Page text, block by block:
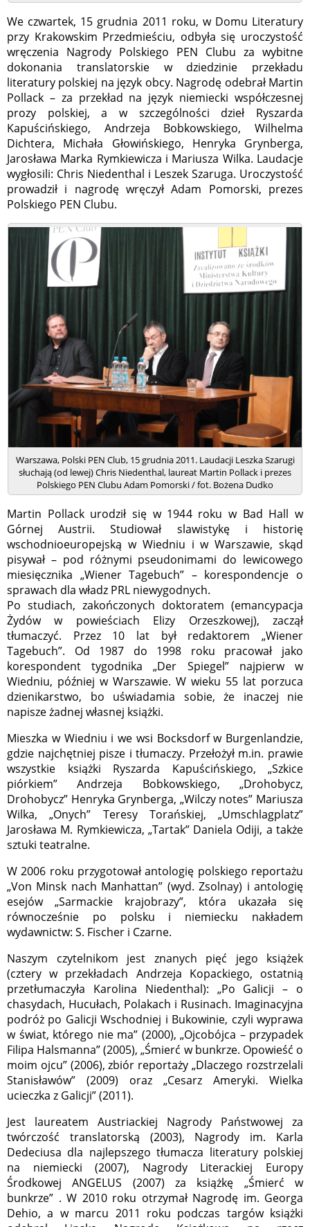
We czwartek, 15 grudnia 2011 roku, w Domu Literatury
przy Krakowskim Przedmieściu, odbyła się uroczystość
wręczenia Nagrody Polskiego PEN Clubu za wybitne
dokonania translatorskie w dziedzinie przekładu
literatury polskiej na język obcy. Nagrodę odebrał Martin
Pollack – za przekład na język niemiecki współczesnej
prozy polskiej, a w szczególności dzieł Ryszarda
Kapuścińskiego, Andrzeja Bobkowskiego, Wilhelma
Dichtera, Michała Głowińskiego, Henryka Grynberga,
Jarosława Marka Rymkiewicza i Mariusza Wilka. Laudacje
wygłosili: Chris Niedenthal i Leszek Szaruga. Uroczystość
prowadził i nagrodę wręczył Adam Pomorski, prezes
Polskiego PEN Clubu.
Warszawa, Polski PEN Club, 15 grudnia 2011. Laudacji Leszka Szarugi
słuchają (od lewej) Chris Niedenthal, laureat Martin Pollack i prezes
Polskiego PEN Clubu Adam Pomorski / fot. Bożena Dudko
Martin Pollack urodził się w 1944 roku w Bad Hall w
Górnej Austrii. Studiował slawistykę i historię
wschodnioeuropejską w Wiedniu i w Warszawie, skąd
pisywał – pod różnymi pseudonimami do lewicowego
miesięcznika „Wiener Tagebuch” – korespondencje o
sprawach dla władz PRL niewygodnych.
Po studiach, zakończonych doktoratem (emancypacja
Żydów w powieściach Elizy Orzeszkowej), zaczął
tłumaczyć. Przez 10 lat był redaktorem „Wiener
Tagebuch”. Od 1987 do 1998 roku pracował jako
korespondent tygodnika „Der Spiegel” najpierw w
Wiedniu, później w Warszawie. W wieku 55 lat porzuca
dzienikarstwo, bo uświadamia sobie, że inaczej nie
napisze żadnej własnej książki.
Mieszka w Wiedniu i we wsi Bocksdorf w Burgenlandzie,
gdzie najchętniej pisze i tłumaczy. Przełożył m.in. prawie
wszystkie książki Ryszarda Kapuścińskiego, „Szkice
piórkiem” Andrzeja Bobkowskiego, „Drohobycz,
Drohobycz” Henryka Grynberga, „Wilczy notes” Mariusza
Wilka, „Onych” Teresy Torańskiej, „Umschlagplatz”
Jarosława M. Rymkiewicza, „Tartak” Daniela Odiji, a także
sztuki teatralne.
W 2006 roku przygotował antologię polskiego reportażu
„Von Minsk nach Manhattan” (wyd. Zsolnay) i antologię
esejów „Sarmackie krajobrazy”, która ukazała się
równocześnie po polsku i niemiecku nakładem
wydawnictw: S. Fischer i Czarne.
Naszym czytelnikom jest znanych pięć jego książek
(cztery w przekładach Andrzeja Kopackiego, ostatnią
przetłumaczyła Karolina Niedenthal): „Po Galicji – o
chasydach, Hucułach, Polakach i Rusinach. Imaginacyjna
podróż po Galicji Wschodniej i Bukowinie, czyli wyprawa
w świat, którego nie ma” (2000), „Ojcobójca – przypadek
Filipa Halsmanna” (2005), „Śmierć w bunkrze. Opowieść o
moim ojcu” (2006), zbiór reportaży „Dlaczego rozstrzelali
Stanisławów” (2009) oraz „Cesarz Ameryki. Wielka
ucieczka z Galicji” (2011).
Jest laureatem Austriackiej Nagrody Państwowej za
twórczość translatorską (2003), Nagrody im. Karla
Dedeciusa dla najlepszego tłumacza literatury polskiej
na niemiecki (2007), Nagrody Literackiej Europy
Środkowej ANGELUS (2007) za książkę „Śmierć w
bunkrze” . W 2010 roku otrzymał Nagrodę im. Georga
Dehio, a w marcu 2011 roku podczas targów książki